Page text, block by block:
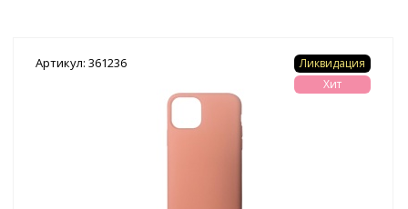
Артикул: 361236
Ликвидация
Хит